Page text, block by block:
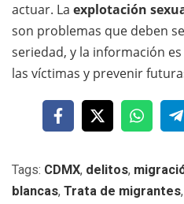
actuar. La explotación
son problemas que deben
seriedad, y la información
las víctimas y prevenir
Tags: CDMX, delitos,
blancas, Trata de migrantes,